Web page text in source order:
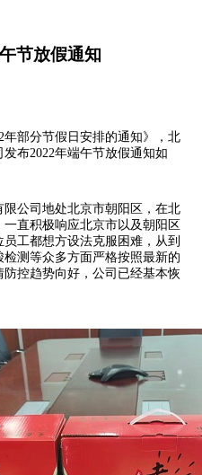
节放假通知
年部分节假日安排的通知》，北
布2022年端午节放假通知如
公司地处北京市朝阳区，在北
直积极响应北京市以及朝阳区
工都想方设法克服困难，从到
测等众多方面严格按照最新的
控趋势向好，公司已经基本恢